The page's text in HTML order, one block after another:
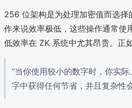
256 位架构是为处理加密值而选择
作来说效率极低，这些操作通常
低效率在 ZK 系统中尤其昂贵。正
“当你使用较小的数字时，你实
字中获得任何节省，并且复杂性